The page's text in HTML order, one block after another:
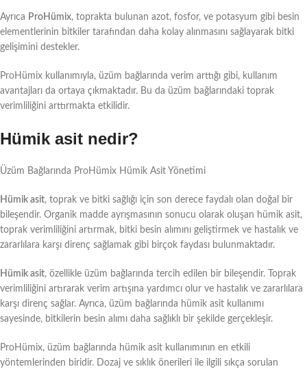
Ayrıca ProHümix, toprakta bulunan azot, fosfor, ve potasyum gibi besin
elementlerinin bitkiler tarafından daha kolay alınmasını sağlayarak bitki
gelişimini destekler.
ProHümix kullanımıyla, üzüm bağlarında verim arttığı gibi, kullanım
avantajları da ortaya çıkmaktadır. Bu da üzüm bağlarındaki toprak
verimliliğini arttırmakta etkilidir.
Hümik asit nedir?
Üzüm Bağlarında ProHümix Hümik Asit Yönetimi
Hümik asit, toprak ve bitki sağlığı için son derece faydalı olan doğal bir
bileşendir. Organik madde ayrışmasının sonucu olarak oluşan hümik asit,
toprak verimliliğini artırmak, bitki besin alımını geliştirmek ve hastalık ve
zararlılara karşı direnç sağlamak gibi birçok faydası bulunmaktadır.
Hümik asit, özellikle üzüm bağlarında tercih edilen bir bileşendir. Toprak
verimliliğini artırarak verim artışına yardımcı olur ve hastalık ve zararlılara
karşı direnç sağlar. Ayrıca, üzüm bağlarında hümik asit kullanımı
sayesinde, bitkilerin besin alımı daha sağlıklı bir şekilde gerçekleşir.
ProHümix, üzüm bağlarında hümik asit kullanımının en etkili
yöntemlerinden biridir. Dozaj ve sıklık önerileri ile ilgili sıkça sorulan